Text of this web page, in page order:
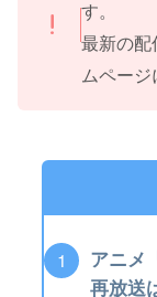
す。
最新の配
ムページ
アニメ
再放送